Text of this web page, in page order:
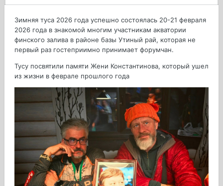
Зимняя туса 2026 года успешно состоялась 20-21 февраля
2026 года в знакомой многим участникам акватории
финского залива в районе базы Утиный рай, которая не
первый раз гостеприимно принимает форумчан.
Тусу посвятили памяти Жени Константинова, который ушел
из жизни в феврале прошлого года